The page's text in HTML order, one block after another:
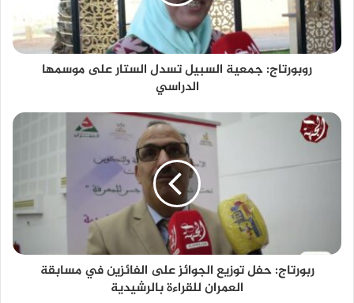
روبورتاج: جمعية السبيل تسدل الستار على موسمها
الدراسي
ربورتاج: حفل توزيع الجوائز على الفائزين في مسابقة
العمران للقراءة بالرشيدية